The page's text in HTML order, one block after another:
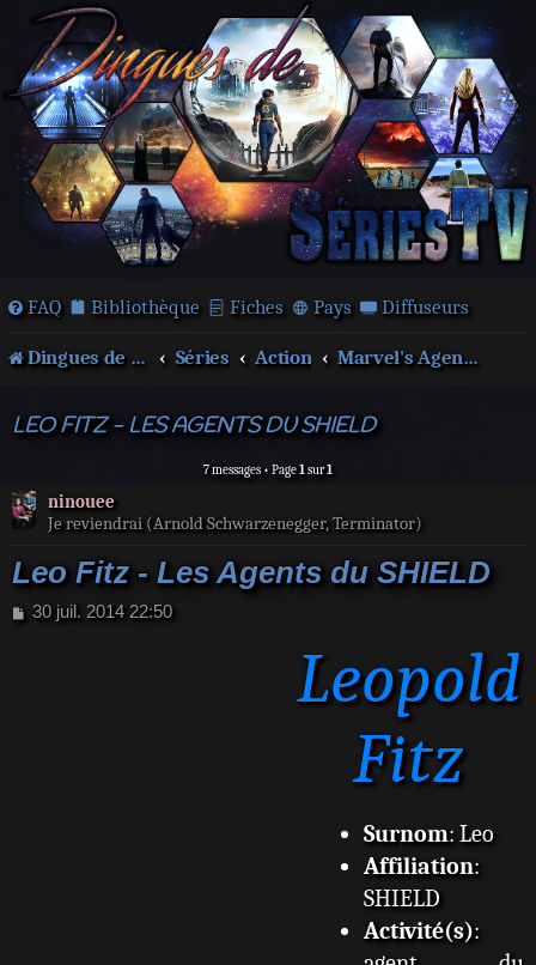
FAQ Bibliothèque Fiches Pays Diffuseurs
Dingues de séries télé ! Séries Action Marvel's Agents of S.H.I.E.L.D.
LEO FITZ - LES AGENTS DU SHIELD
7 messages • Page1sur1
ninouee
Je reviendrai (Arnold Schwarzenegger, Terminator)
Leo Fitz - Les Agents du SHIELD
M
30 juil. 2014 22:50
Leopold
Fitz
Surnom: Leo
Affiliation:
SHIELD
Activité(s):